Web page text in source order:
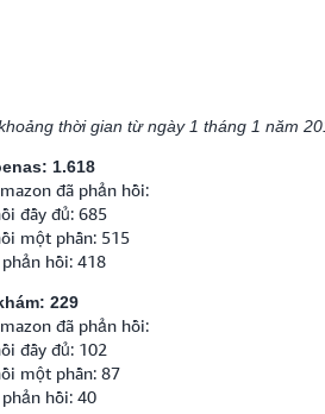
thời gian từ ngày 1 tháng 1 năm
1.618
đã phản hồi:
đầy đủ: 685
một phần: 515
hồi: 418
229
đã phản hồi:
đầy đủ: 102
một phần: 87
hồi: 40